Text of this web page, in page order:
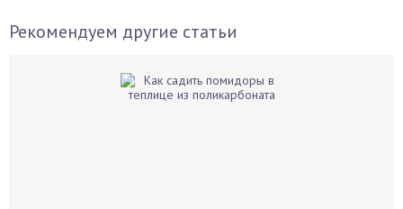
Рекомендуем другие статьи